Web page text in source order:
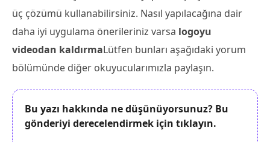
üç çözümü kullanabilirsiniz. Nasıl yapılacağına dair
daha iyi uygulama önerileriniz varsa logoyu
videodan kaldırmaLütfen bunları aşağıdaki yorum
bölümünde diğer okuyucularımızla paylaşın.
Bu yazı hakkında ne düşünüyorsunuz? Bu
gönderiyi derecelendirmek için tıklayın.